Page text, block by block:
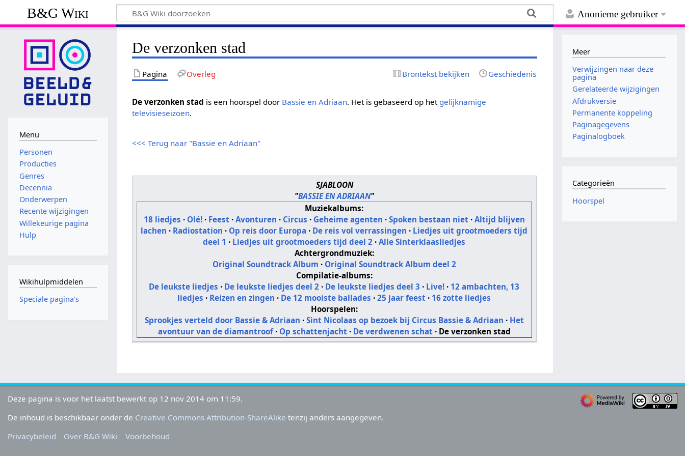
Anonieme gebruiker
B&G Wiki
De verzonken stad
Pagina Overleg Brontekst bekijken Geschiedenis
De verzonken stad is een hoorspel door Bassie en Adriaan. Het is gebaseerd op het gelijknamige
televisieseizoen.
<<< Terug naar "Bassie en Adriaan"
SJABLOON
"BASSIE EN ADRIAAN"
Muziekalbums:
18 liedjes · Olé!· Feest · Avonturen · Circus · Geheime agenten · Spoken bestaan niet · Altijd blijven
lachen · Radiostation · Op reis door Europa · De reis vol verrassingen· Liedjes uit grootmoeders tijd
deel 1 · Liedjes uit grootmoeders tijd deel 2 ·Alle Sinterklaasliedjes
Achtergrondmuziek:
Original Soundtrack Album · Original Soundtrack Album deel 2
Compilatie-albums:
De leukste liedjes · De leukste liedjes deel 2 · De leukste liedjes deel 3 · Live! · 12 ambachten, 13
liedjes · Reizen en zingen · De 12 mooiste ballades ·25 jaar feest· 16 zotte liedjes
Hoorspelen:
Sprookjes verteld door Bassie & Adriaan · Sint Nicolaas op bezoek bij Circus Bassie & Adriaan · Het
avontuur van de diamantroof· Op schattenjacht · De verdwenen schat · De verzonken stad
Menu
Personen
Producties
Genres
Decennia
Onderwerpen
Recente wijzigingen
Willekeurige pagina
Hulp
Wikihulpmiddelen
Speciale pagina's
Meer
Verwijzingen naar deze
pagina
Gerelateerde wijzigingen
Afdrukversie
Permanente koppeling
Paginagegevens
Paginalogboek
Categorieën
Hoorspel
Deze pagina is voor het laatst bewerkt op 12 nov 2014 om 11:59.
De inhoud is beschikbaar onder de Creative Commons Attribution-ShareAlike tenzij anders aangegeven.
Privacybeleid
Over B&G Wiki Voorbehoud